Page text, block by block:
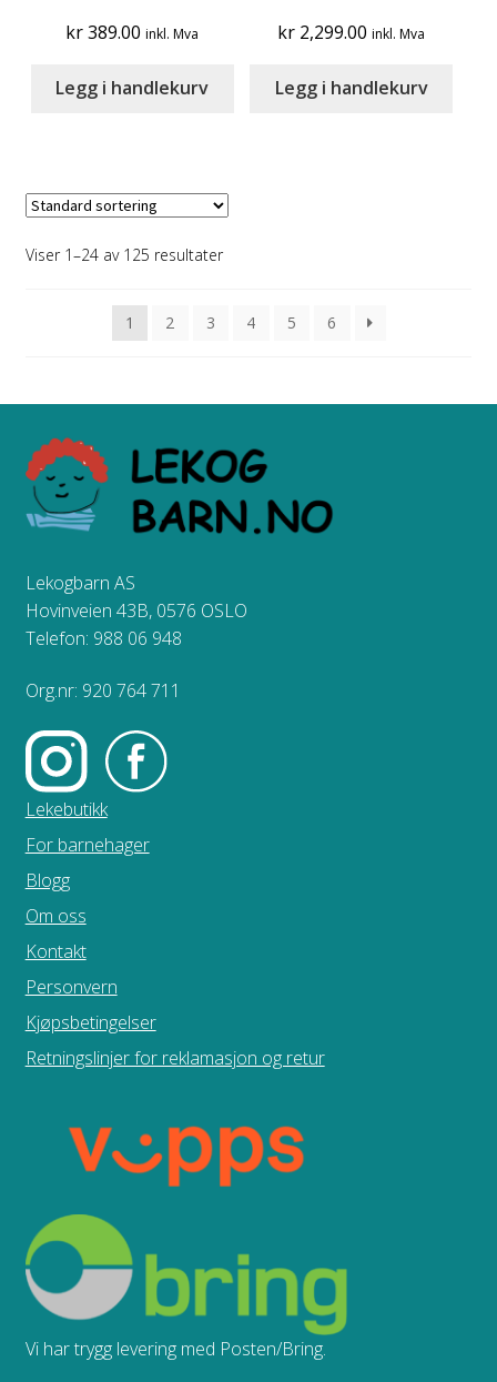
kr389.00 inkl. Mva
Legg i handlekurv
kr 2,299.00 inkl. Mva
Legg i handlekurv
Viser 1–24 av 125 resultater
1 2 3 4 5 6
Lekogbarn AS
Hovinveien 43B, 0576 OSLO
Telefon: 988 06 948
Org.nr: 920 764 711
Lekebutikk
For barnehager
Blogg
Om oss
Kontakt
Personvern
Kjøpsbetingelser
Retningslinjer for reklamasjon og retur
Vi har trygg levering med Posten/Bring.